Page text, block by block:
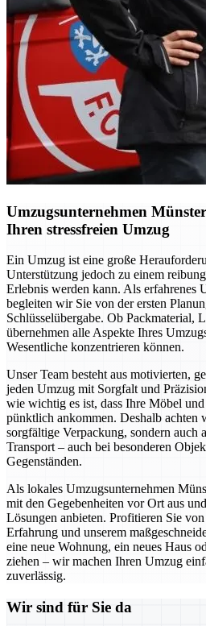
Umzugsunternehmen
Ihren stressfreien Umzug
Ein Umzug ist eine große
Unterstützung jedoch zu einem
Erlebnis werden kann. Als erfahrenes
begleiten wir Sie von der ersten
Schlüsselübergabe. Ob Packmaterial,
übernehmen alle Aspekte Ihres
Wesentliche konzentrieren können.
Unser Team besteht aus motivierten,
jeden Umzug mit Sorgfalt und
wie wichtig es ist, dass Ihre Möbel
pünktlich ankommen. Deshalb achten
sorgfältige Verpackung, sondern auch
Transport – auch bei besonderen
Gegenständen.
Als lokales Umzugsunternehmen
mit den Gegebenheiten vor Ort aus
Lösungen anbieten. Profitieren Sie
Erfahrung und unserem
eine neue Wohnung, ein neues Haus
ziehen – wir machen Ihren Umzug
zuverlässig.
Wir sind für Sie da